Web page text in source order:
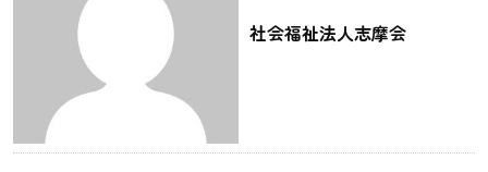
社会福祉法人志摩会